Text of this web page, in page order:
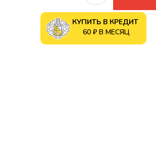
КУПИТЬ В КРЕДИТ
60 ₽ В МЕСЯЦ